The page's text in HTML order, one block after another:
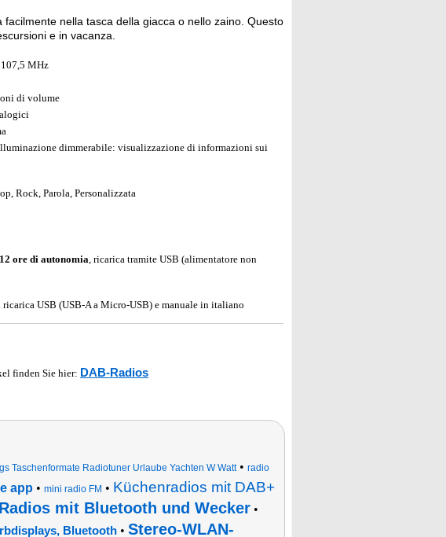
facilmente nella tasca della giacca o nello zaino. Questo
e in vacanza.
MHz
di volume
dimmerabile: visualizzazione di informazioni sui
Rock, Parola, Personalizzata
ore di autonomia, ricarica tramite USB (alimentatore non
USB (USB-A a Micro-USB) e manuale in italiano
finden Sie hier: DAB-Radios
Taschenformate Radiotuner Urlaube Yachten W Watt• radio
app• mini radio FM • Küchenradios mit DAB+
mit Bluetooth und Wecker•
Bluetooth • Stereo-WLAN-